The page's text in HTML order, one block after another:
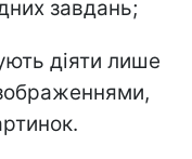
завдань;
діяти лише